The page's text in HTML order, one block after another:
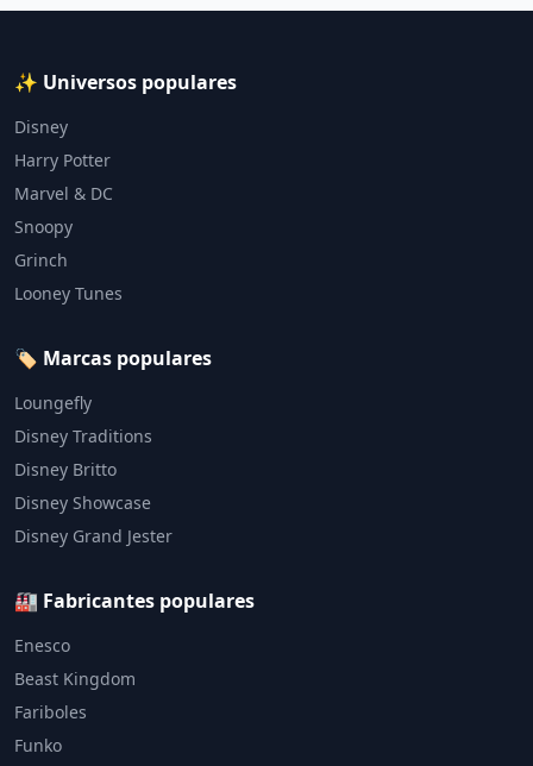
✨ Universos populares
Disney
Harry Potter
Marvel & DC
Snoopy
Grinch
Looney Tunes
🏷️ Marcas populares
Loungefly
Disney Traditions
Disney Britto
Disney Showcase
Disney Grand Jester
🏭 Fabricantes populares
Enesco
Beast Kingdom
Fariboles
Funko